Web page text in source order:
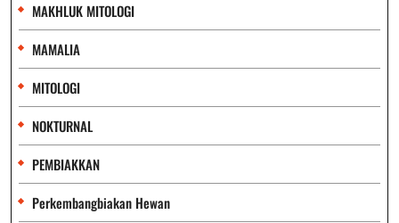
MAKHLUK MITOLOGI
MAMALIA
MITOLOGI
NOKTURNAL
PEMBIAKKAN
Perkembangbiakan Hewan